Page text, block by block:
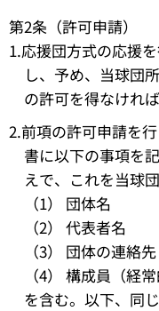
第2条（許可申請）
1.応援団方式の応援
し、予め、当球団
の許可を得なけれ
2.前項の許可申請を
書に以下の事項を
えで、これを当球
（1） 団体名
（2） 代表者名
（3） 団体の連絡先
（4） 構成員（経
を含む。以下、同